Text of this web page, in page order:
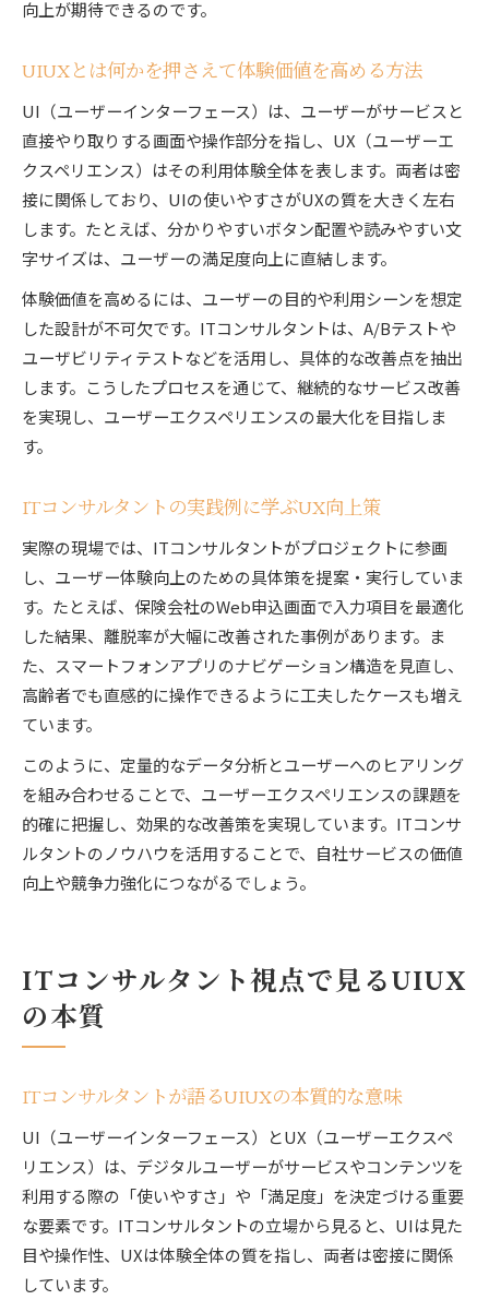
向上が期待できるのです。
UIUXとは何かを押さえて体験価値を高める方法
UI（ユーザーインターフェース）は、ユーザーがサービスと
直接やり取りする画面や操作部分を指し、UX（ユーザーエ
クスペリエンス）はその利用体験全体を表します。両者は密
接に関係しており、UIの使いやすさがUXの質を大きく左右
します。たとえば、分かりやすいボタン配置や読みやすい文
字サイズは、ユーザーの満足度向上に直結します。
体験価値を高めるには、ユーザーの目的や利用シーンを想定
した設計が不可欠です。ITコンサルタントは、A/Bテストや
ユーザビリティテストなどを活用し、具体的な改善点を抽出
します。こうしたプロセスを通じて、継続的なサービス改善
を実現し、ユーザーエクスペリエンスの最大化を目指しま
す。
ITコンサルタントの実践例に学ぶUX向上策
実際の現場では、ITコンサルタントがプロジェクトに参画
し、ユーザー体験向上のための具体策を提案・実行していま
す。たとえば、保険会社のWeb申込画面で入力項目を最適化
した結果、離脱率が大幅に改善された事例があります。ま
た、スマートフォンアプリのナビゲーション構造を見直し、
高齢者でも直感的に操作できるように工夫したケースも増え
ています。
このように、定量的なデータ分析とユーザーへのヒアリング
を組み合わせることで、ユーザーエクスペリエンスの課題を
的確に把握し、効果的な改善策を実現しています。ITコンサ
ルタントのノウハウを活用することで、自社サービスの価値
向上や競争力強化につながるでしょう。
ITコンサルタント視点で見るUIUX
の本質
ITコンサルタントが語るUIUXの本質的な意味
UI（ユーザーインターフェース）とUX（ユーザーエクスペ
リエンス）は、デジタルユーザーがサービスやコンテンツを
利用する際の「使いやすさ」や「満足度」を決定づける重要
な要素です。ITコンサルタントの立場から見ると、UIは見た
目や操作性、UXは体験全体の質を指し、両者は密接に関係
しています。